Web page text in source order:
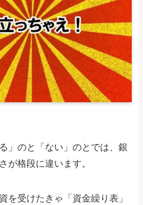
」のと「ない」のとでは、銀
が格段に違います。
を受けたきゃ「資金繰り表」